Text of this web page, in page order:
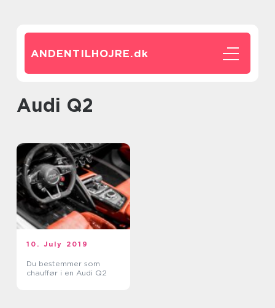
ANDENTILHOJRE.dk
Audi Q2
10. July 2019
Du bestemmer som
chauffør i en Audi Q2